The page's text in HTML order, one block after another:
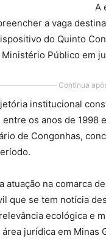
A
a vaga
do Quinto
Público em
Continua
institucional
os anos de
de Congonhas,
atuação na comarca
que se tem notícia
ecológica e
jurídica em Minas